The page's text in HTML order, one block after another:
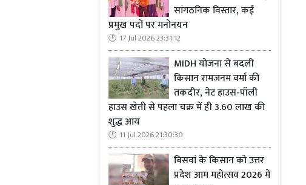
सांगठनिक विस्तार, कई
प्रमुख पदों पर मनोनयन
17 Jul 2026 23:31:12
MIDH योजना से बदली
किसान रामजनम वर्मा की
तकदीर, नेट हाउस-पॉली
हाउस खेती से पहला चक्र में ही 3.60 लाख की
शुद्ध आय
11 Jul 2026 21:30:30
बिसवां के किसान को उत्तर
प्रदेश आम महोत्सव 2026 में